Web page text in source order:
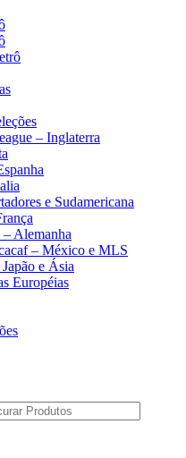
– Inglaterra
e Sudamericana
Alemanha
– México e MLS
e Ásia
Européias